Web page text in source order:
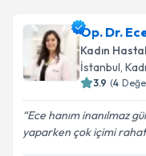
Op. Dr. Başar
oluşturun. Size bu
takvim
Op. Dr.
Kadın
İstanbul,
3.9 (4
Ece hanım inanılmaz
yaparken çok içimi